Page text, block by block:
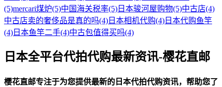
(5)mercari煤炉(5)中国海关税率(5) 日本骏河屋购物(5)中古店(4)
中古店卖的奢侈品是真的吗(4) 日本相机代购(4) 日本代购鱼竿
(4) 日本鱼竿二手(4)中古包值得买吗(4)
日本全平台代拍代购最新资讯-樱花直邮
樱花直邮专注于为您提供最新的日本代拍代购资讯，帮助您了